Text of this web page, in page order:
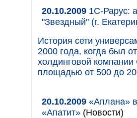
20.10.2009 1С-Рарус:
"Звездный" (г.
История сети
2000 года, когда был
холдинговой
площадью от 500 до
20.10.2009 «Аплана»
«Апатит» (Новости)